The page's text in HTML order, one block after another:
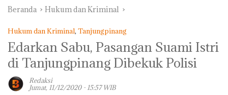
Beranda Hukum dan Kriminal
Hukum dan Kriminal, Tanjungpinang
Edarkan Sabu, Pasangan Suami Istri
di Tanjungpinang Dibekuk Polisi
Redaksi
Jumat, 11/12/2020 - 15:57 WIB